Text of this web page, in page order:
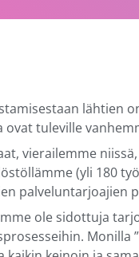
lähtien
ovat tuleville
vierailemme
(yli 180
palveluntarjoajien
ole sidottuja
Monilla